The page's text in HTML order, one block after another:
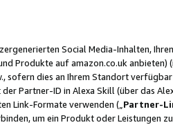
Social Media-Inhalten,
Produkte auf amazon.co.uk anbieten)
sofern dies an Ihrem Standort
der Partner-ID in Alexa Skill (über das
Link-Formate verwenden („ Partner-
um ein Produkt oder Leistungen